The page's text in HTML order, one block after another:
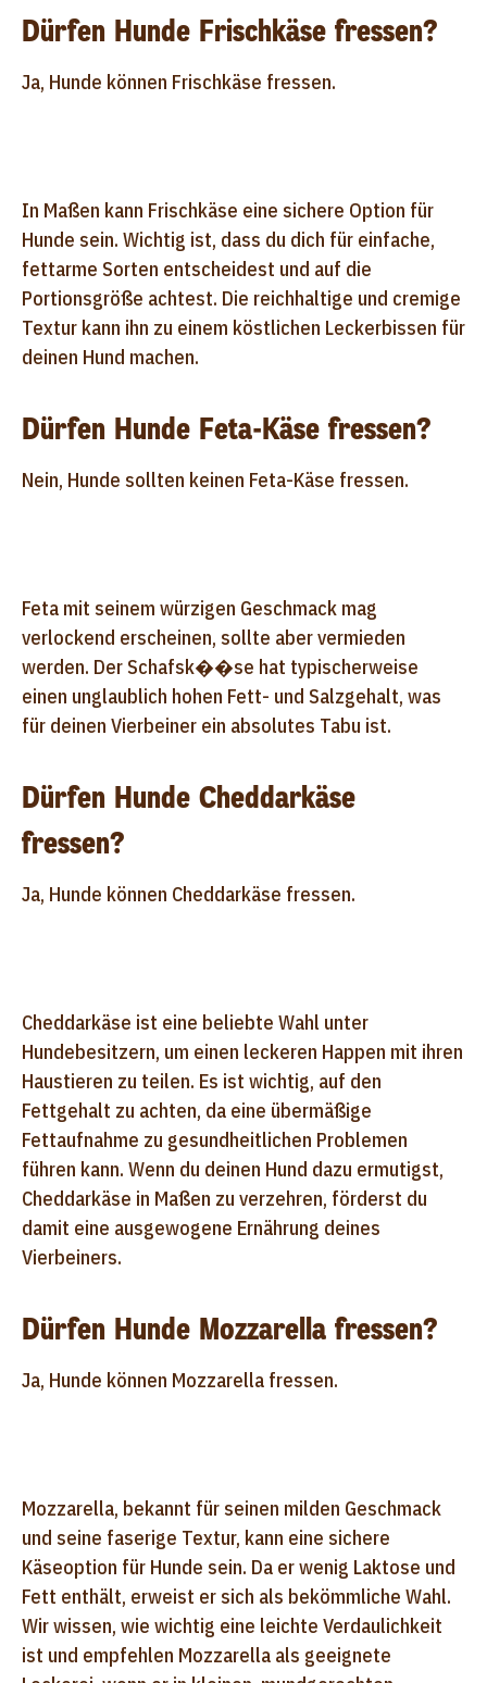
Dürfen Hunde Frischkäse fressen?
Ja, Hunde können Frischkäse fressen.
In Maßen kann Frischkäse eine sichere Option für
Hunde sein. Wichtig ist, dass du dich für einfache,
fettarme Sorten entscheidest und auf die
Portionsgröße achtest. Die reichhaltige und cremige
Textur kann ihn zu einem köstlichen Leckerbissen für
deinen Hund machen.
Dürfen Hunde Feta-Käse fressen?
Nein, Hunde sollten keinen Feta-Käse fressen.
Feta mit seinem würzigen Geschmack mag
verlockend erscheinen, sollte aber vermieden
werden. Der Schafsk��se hat typischerweise
einen unglaublich hohen Fett- und Salzgehalt, was
für deinen Vierbeiner ein absolutes Tabu ist.
Dürfen Hunde Cheddarkäse
fressen?
Ja, Hunde können Cheddarkäse fressen.
Cheddarkäse ist eine beliebte Wahl unter
Hundebesitzern, um einen leckeren Happen mit ihren
Haustieren zu teilen. Es ist wichtig, auf den
Fettgehalt zu achten, da eine übermäßige
Fettaufnahme zu gesundheitlichen Problemen
führen kann. Wenn du deinen Hund dazu ermutigst,
Cheddarkäse in Maßen zu verzehren, förderst du
damit eine ausgewogene Ernährung deines
Vierbeiners.
Dürfen Hunde Mozzarella fressen?
Ja, Hunde können Mozzarella fressen.
Mozzarella, bekannt für seinen milden Geschmack
und seine faserige Textur, kann eine sichere
Käseoption für Hunde sein. Da er wenig Laktose und
Fett enthält, erweist er sich als bekömmliche Wahl.
Wir wissen, wie wichtig eine leichte Verdaulichkeit
ist und empfehlen Mozzarella als geeignete